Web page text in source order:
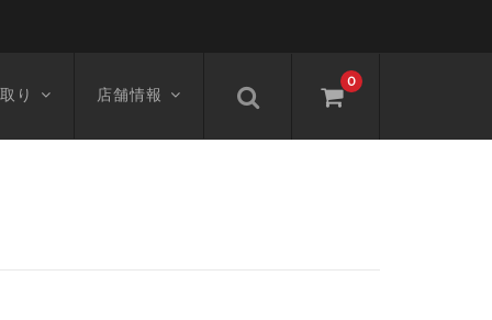
0
り 店舗情報